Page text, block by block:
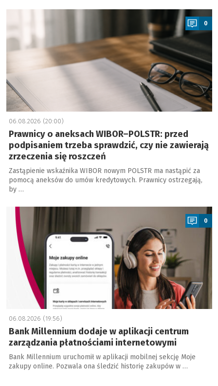
a
0
06.08.2026 (20:00)
Prawnicy o aneksach WIBOR–POLSTR: przed
podpisaniem trzeba sprawdzić, czy nie zawierają
zrzeczenia się roszczeń
Zastąpienie wskaźnika WIBOR nowym POLSTR ma nastąpić za
pomocą aneksów do umów kredytowych. Prawnicy ostrzegają,
by …
0
06.08.2026 (19:56)
Bank Millennium dodaje w aplikacji centrum
zarządzania płatnościami internetowymi
Bank Millennium uruchomił w aplikacji mobilnej sekcję Moje
zakupy online. Pozwala ona śledzić historię zakupów w …